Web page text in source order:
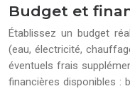
Budget et
Établissez un budget
(eau, électricité,
éventuels frais
financières disponibles :